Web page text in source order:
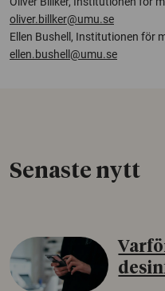
oliver.billker@umu.se
Ellen Bushell, Institutionen för
ellen.bushell@umu.se
Senaste nytt